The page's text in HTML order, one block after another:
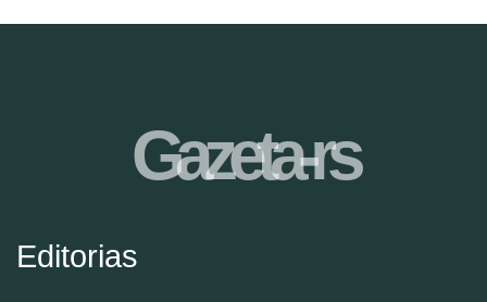
Editorias
Gazeta-rs